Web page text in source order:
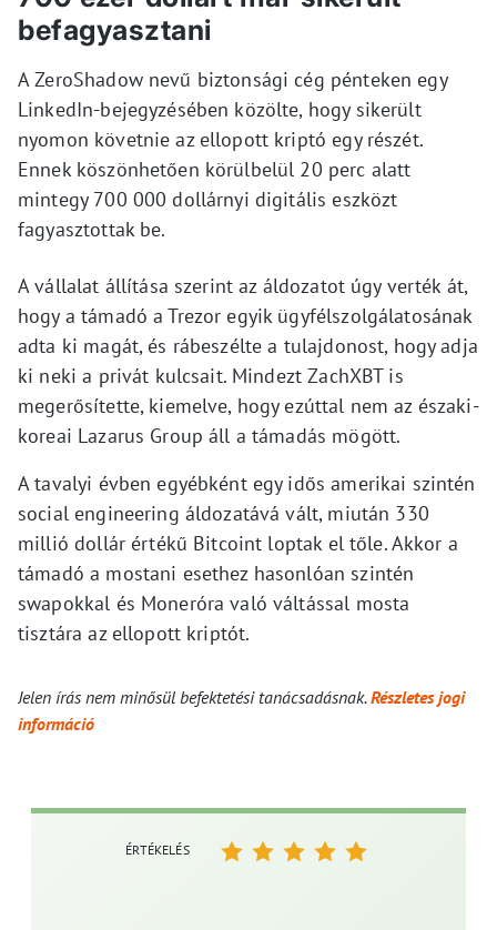
befagyasztani
A ZeroShadow nevű biztonsági cég pénteken egy
LinkedIn-bejegyzésében közölte, hogy sikerült
nyomon követnie az ellopott kriptó egy részét.
Ennek köszönhetően körülbelül 20 perc alatt
mintegy 700 000 dollárnyi digitális eszközt
fagyasztottak be.
A vállalat állítása szerint az áldozatot úgy verték át,
hogy a támadó a Trezor egyik ügyfélszolgálatosának
adta ki magát, és rábeszélte a tulajdonost, hogy adja
ki neki a privát kulcsait. Mindezt ZachXBT is
megerősítette, kiemelve, hogy ezúttal nem az északi-
koreai Lazarus Group áll a támadás mögött.
A tavalyi évben egyébként egy idős amerikai szintén
social engineering áldozatává vált, miután 330
millió dollár értékű Bitcoint loptak el tőle. Akkor a
támadó a mostani esethez hasonlóan szintén
swapokkal és Moneróra való váltással mosta
tisztára az ellopott kriptót.
Jelen írás nem minősül befektetési tanácsadásnak.Részletes jogi
információ
ÉRTÉKELÉS